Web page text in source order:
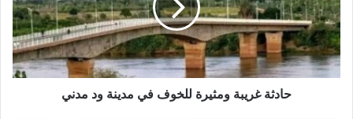
في
مدينة
ود
مدني
حادثة غريبة ومثيرة للخوف في مدينة ود مدني